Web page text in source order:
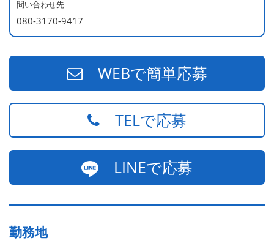
問い合わせ先
080-3170-9417
WEBで簡単応募
TELで応募
LINEで応募
勤務地